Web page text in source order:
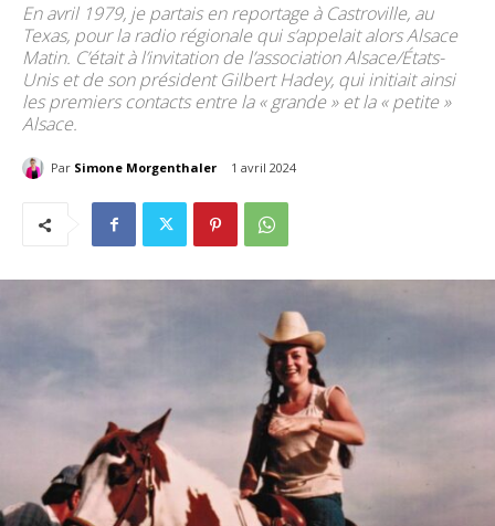
En avril 1979, je partais en reportage à Castroville, au
Texas, pour la radio régionale qui s’appelait alors Alsace
Matin. C’était à l’invitation de l’association Alsace/États-
Unis et de son président Gilbert Hadey, qui initiait ainsi
les premiers contacts entre la « grande » et la « petite »
Alsace.
Par Simone Morgenthaler 1 avril 2024